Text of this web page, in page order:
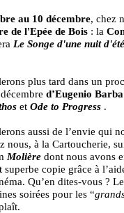
au 10 décembre, chez
de l'Epée de Bois : la
Le Songe d'une nuit d'été
plus tard dans un
d’Eugenio Barba
etOde to Progress .
aussi de l’envie qui
nous, à la Cartoucherie,
Molière dont nous avons
copie grâce à
Qu’en dites-vous ?
soirées pour les “